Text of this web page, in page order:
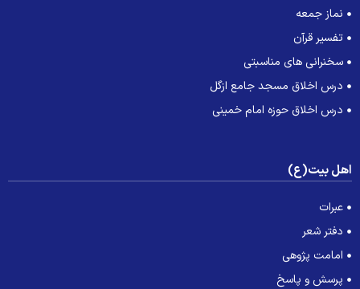
نماز جمعه
تفسیر قرآن
سخنرانی های مناسبتی
درس اخلاق مسجد جامع ازگل
درس اخلاق حوزه امام خمینی
بیت(ع)
عبرات
دفتر شعر
امامت پژوهی
پرسش و پاسخ